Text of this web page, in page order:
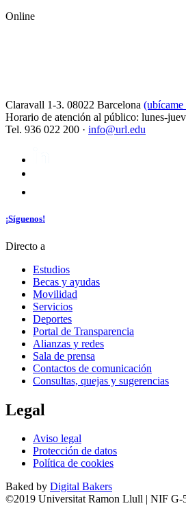
Online
Claravall 1-3. 08022 Barcelona (ubícame
Horario de atención al público: lunes-
Tel. 936 022 200 · info@url.edu
¡Síguenos!
Directo a
Estudios
Becas y ayudas
Movilidad
Servicios
Deportes
Portal de Transparencia
Alianzas y redes
Sala de prensa
Contactos de comunicación
Consultas, quejas y sugerencias
Legal
Aviso legal
Protección de datos
Política de cookies
Baked by Digital Bakers
©2019 Universitat Ramon Llull | NIF G-